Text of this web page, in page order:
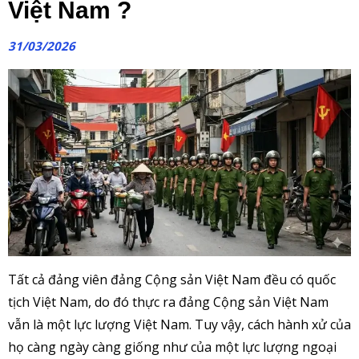
Việt Nam ?
31/03/2026
Tất cả đảng viên đảng Cộng sản Việt Nam đều có quốc
tịch Việt Nam, do đó thực ra đảng Cộng sản Việt Nam
vẫn là một lực lượng Việt Nam. Tuy vậy, cách hành xử của
họ càng ngày càng giống như của một lực lượng ngoại